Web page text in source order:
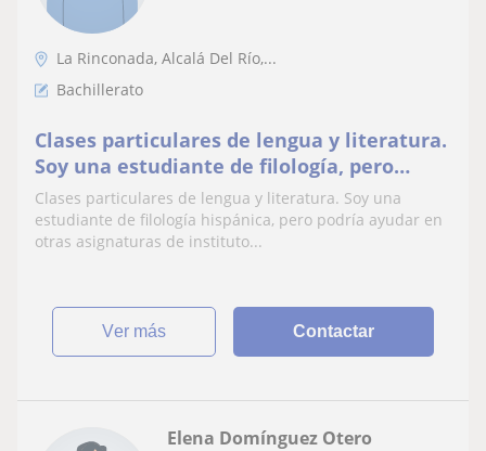
La Rinconada, Alcalá Del Río,...
Bachillerato
Clases particulares de lengua y literatura.
Soy una estudiante de filología, pero
podría ayudar en cualquier otra
asignatura
Clases particulares de lengua y literatura. Soy una
estudiante de filología hispánica, pero podría ayudar en
otras asignaturas de instituto...
ver más Contactar
Elena Domínguez Otero